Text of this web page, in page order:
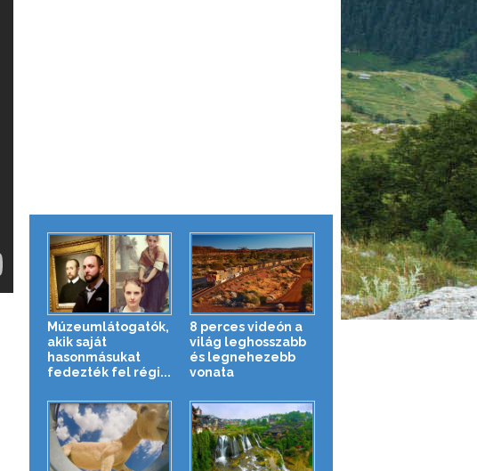
Múzeumlátogatók,
akik saját
hasonmásukat
fedezték fel régi...
8 perces videón a
világ leghosszabb
és legnehezebb
vonata